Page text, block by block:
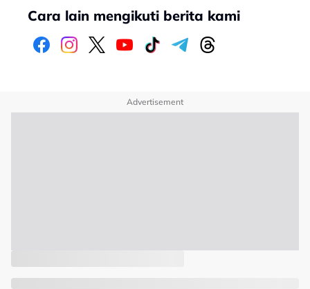
Cara lain mengikuti berita kami
Advertisement